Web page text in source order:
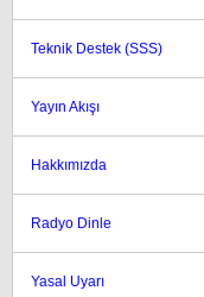
Teknik Destek (SSS)
Yayın Akışı
Hakkımızda
Radyo Dinle
Yasal Uyarı